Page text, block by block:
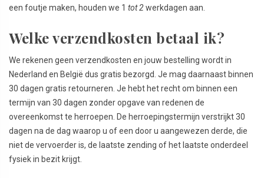
een foutje maken, houden we 1 tot 2werkdagen aan.
Welke verzendkosten betaal ik?
We rekenen geen verzendkosten en jouw bestelling wordt in
Nederland en België dus gratis bezorgd. Je mag daarnaast binnen
30 dagen gratis retourneren. Je hebt het recht om binnen een
termijn van 30 dagen zonder opgave van redenen de
overeenkomst te herroepen. De herroepingstermijn verstrijkt 30
dagen na de dag waarop u of een door u aangewezen derde, die
niet de vervoerder is, de laatste zending of het laatste onderdeel
fysiek in bezit krijgt.